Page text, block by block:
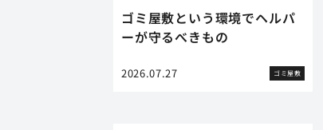
ゴミ屋敷という環境でヘルパ
ーが守るべきもの
2026.07.27 ゴミ屋敷